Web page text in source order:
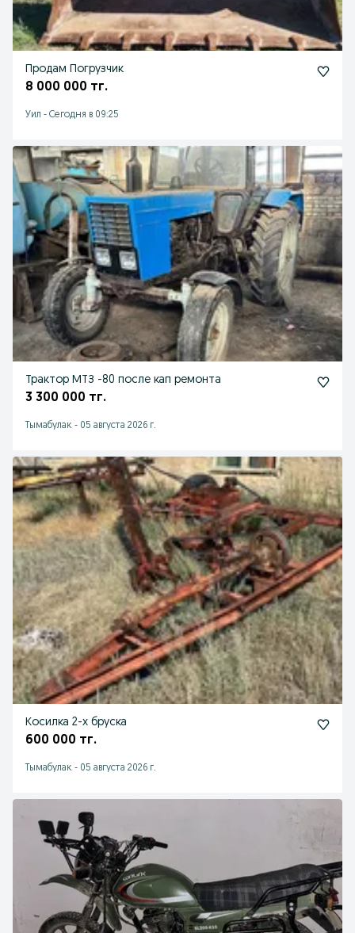
Продам Погрузчик
8 000 000 тг.
Уил - Сегодня в 09:25
Трактор МТЗ -80 после кап ремонта
3 300 000 тг.
Тымабулак - 05 августа 2026 г.
Косилка 2-х бруска
600 000 тг.
Тымабулак - 05 августа 2026 г.